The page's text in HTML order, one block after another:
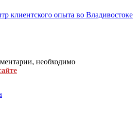
клиентского опыта во Владивостоке
необходимо